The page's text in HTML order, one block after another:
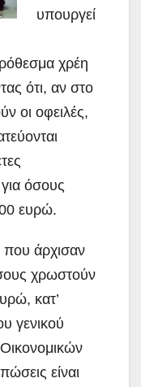
υπουργεί
χρέη
ότι, αν στο
οι οφειλές,
όσους
ευρώ.
που άρχισαν
χρωστούν
κατ’
γενικού
είναι